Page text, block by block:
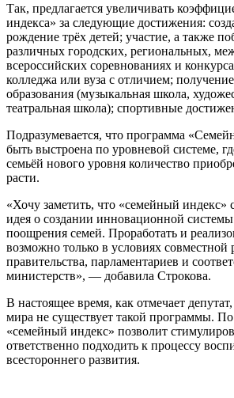
Так, предлагается увеличивать
индекса» за следующие достижения:
рождение трёх детей; участие, а также
различных городских, региональных,
всероссийских соревнованиях и
колледжа или вуза с отличием;
образования (музыкальная школа,
театральная школа); спортивные
Подразумевается, что программа
быть выстроена по уровневой системе,
семьёй нового уровня количество
расти.
«Хочу заметить, что «семейный
идея о создании инновационной
поощрения семей. Проработать и
возможно только в условиях совместной
правительства, парламентариев и
министерств», — добавила Строкова.
В настоящее время, как отмечает
мира не существует такой программы.
«семейный индекс» позволит
ответственно подходить к процессу
всестороннего развития.